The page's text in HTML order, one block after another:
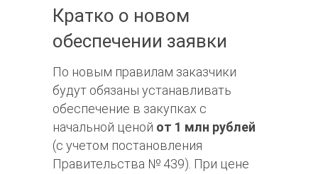
Кратко о новом
обеспечении заявки
По новым правилам заказчики
будут обязаны устанавливать
обеспечение в закупках с
начальной ценой от 1 млн рублей
(с учетом постановления
Правительства № 439). При цене